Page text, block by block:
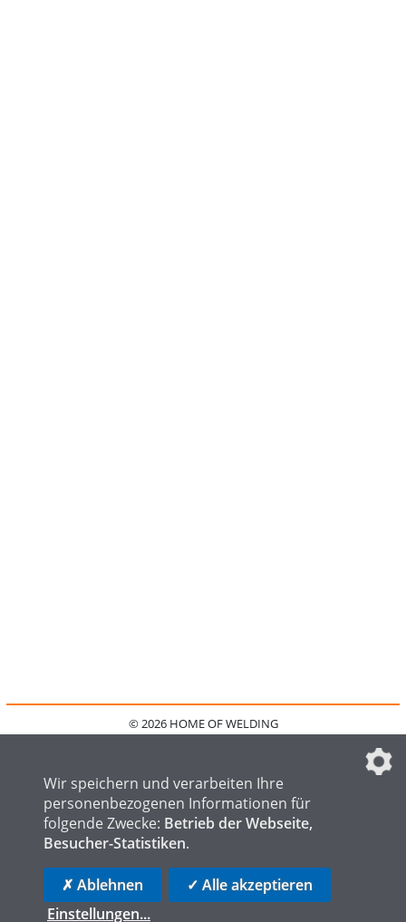
© 2026 HOME OF WELDING
IMPRESSUM
FAQ
DATENSCHUTZEINSTELLUNGEN
HOME OF LOGISTICS
Wir speichern und verarbeiten Ihre
personenbezogenen Informationen für
folgende Zwecke: Betrieb der Webseite,
Besucher-Statistiken.
✗ Ablehnen
✓ Alle akzeptieren
Einstellungen...